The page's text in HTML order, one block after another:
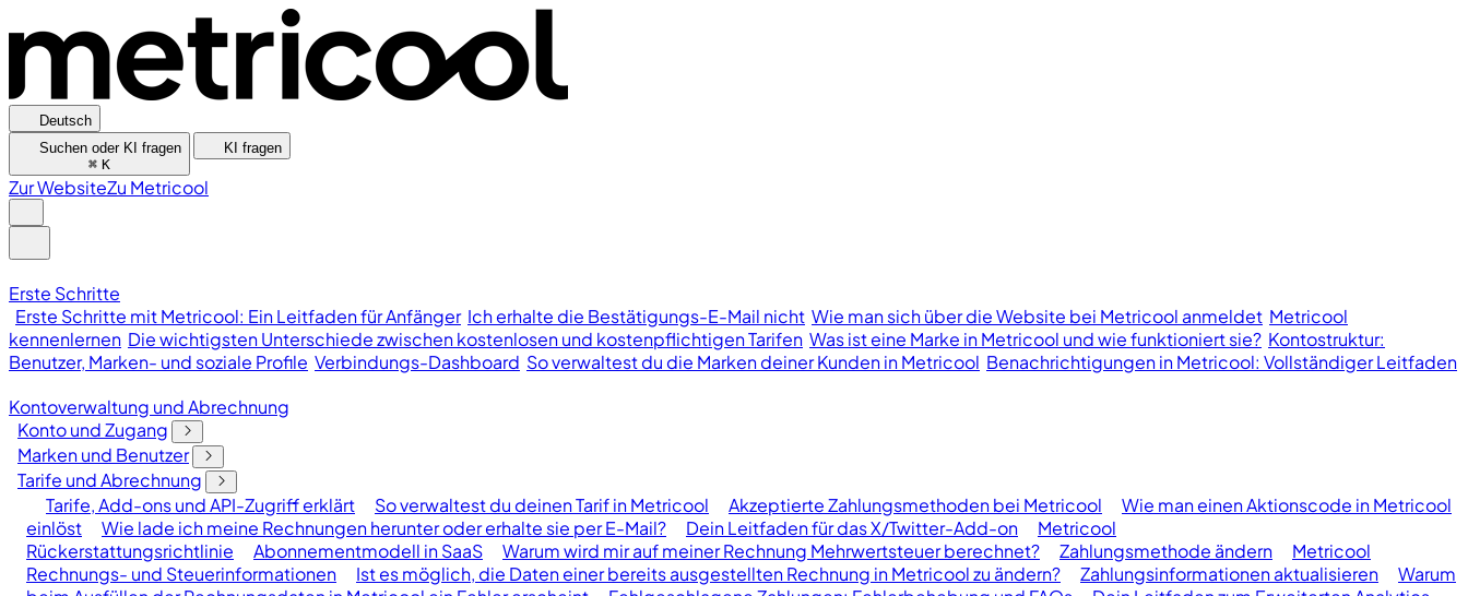
Deutsch
Suchen oder KI fragen
⌘ K
KI fragen
Zur WebsiteZu Metricool
Erste Schritte
Erste Schritte mit Metricool: Ein Leitfaden für Anfänger Ich erhalte die Bestätigungs-E-Mail nicht Wie man sich über die Website bei Metricool anmeldet Metricool
kennenlernen Die wichtigsten Unterschiede zwischen kostenlosen und kostenpflichtigen Tarifen Was ist eine Marke in Metricool und wie funktioniert sie? Kontostruktur:
Benutzer, Marken- und soziale Profile Verbindungs-Dashboard So verwaltest du die Marken deiner Kunden in Metricool Benachrichtigungen in Metricool: Vollständiger Leitfaden
Kontoverwaltung und Abrechnung
Konto und Zugang
Marken und Benutzer
Tarife und Abrechnung
Tarife, Add-ons und API-Zugriff erklärt
So verwaltest du deinen Tarif in Metricool Akzeptierte Zahlungsmethoden bei Metricool
Wie man einen Aktionscode in Metricool
einlöst
Wie lade ich meine Rechnungen herunter oder erhalte sie per E-Mail? Dein Leitfaden für das X/Twitter-Add-on
Metricool
Rückerstattungsrichtlinie
Abonnementmodell in SaaS Warum wird mir auf meiner Rechnung Mehrwertsteuer berechnet? Zahlungsmethode ändern
Metricool
Rechnungs- und Steuerinformationen
Ist es möglich, die Daten einer bereits ausgestellten Rechnung in Metricool zu ändern? Zahlungsinformationen aktualisieren
Warum